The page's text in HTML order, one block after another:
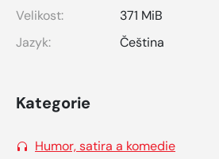
Velikost:
371 MiB
Jazyk:
Čeština
Kategorie
Humor, satira a komedie